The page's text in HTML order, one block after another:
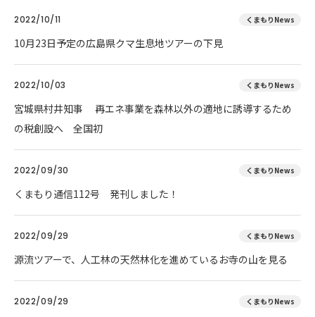
2022/10/11 くまもりNews
10月23日予定の広島県クマ生息地ツアーの下見
2022/10/03 くまもりNews
宮城県村井知事 再エネ事業を森林以外の適地に誘導するため
の税創設へ 全国初
2022/09/30 くまもりNews
くまもり通信112号 発刊しました！
2022/09/29 くまもりNews
源流ツアーで、人工林の天然林化を進めているお寺の山を見る
2022/09/29 くまもりNews